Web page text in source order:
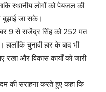
स्थानीय लोगों को पेयजल की
बुझाई जा सके।
9 से राजेंद्र सिंह को 252 मत
चुनावी हार के बाद भी
रखा और विकास कार्यों को जारी
की सराहना करते हुए कहा कि